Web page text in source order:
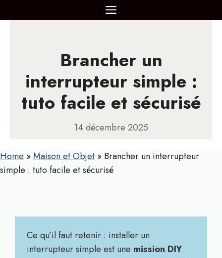
au
MENU
Brancher un
interrupteur simple :
tuto facile et sécurisé
14 décembre 2025
Home »Maison et Objet » Brancher un interrupteur
simple : tuto facile et sécurisé
Ce qu’il faut retenir : installer un
interrupteur simple est une mission DIY